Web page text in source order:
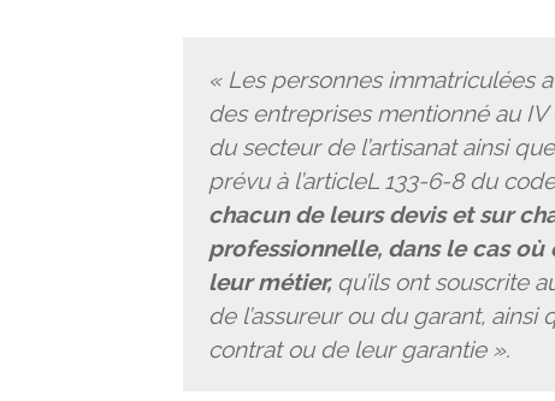
« Les personnes immatriculées
des entreprises mentionné au
du secteur de l’artisanat ainsi
prévu à l’articleL 133-6-8 du
chacun de leurs devis et sur
professionnelle, dans le cas
leur métier,qu’ils ont souscrite
de l’assureur ou du garant,
contrat ou de leur garantie».